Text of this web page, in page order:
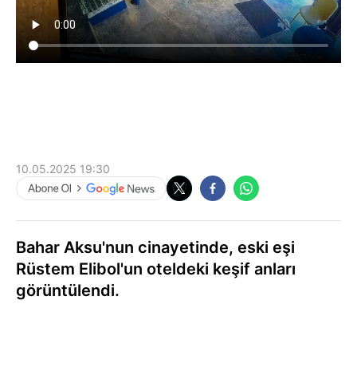
10.05.2025 19:30
Bahar Aksu'nun cinayetinde, eski eşi
Rüstem Elibol'un oteldeki keşif anları
görüntülendi.